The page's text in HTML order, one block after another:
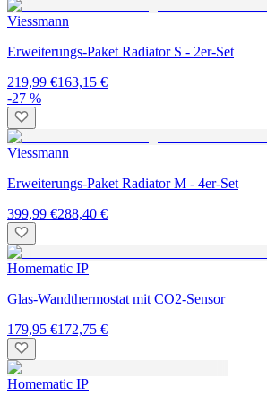
Viessmann
Erweiterungs-Paket Radiator S - 2er-Set
219,99 €163,15 €
-27 %
Viessmann
Erweiterungs-Paket Radiator M - 4er-Set
399,99 €288,40 €
Homematic IP
Glas-Wandthermostat mit CO2-Sensor
179,95 €172,75 €
Homematic IP